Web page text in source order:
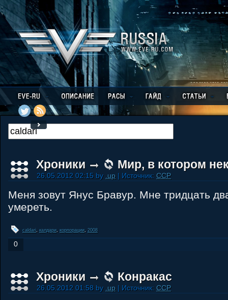
Хроники Мир, в котором
26.05.2012 02:15 by .up | Источник: CCP
Меня зовут Янус Бравур. Мне тридцать
умереть.
caldari калдари корпорации 2008
0
Хроники Конракас
26.05.2012 01:58 by .up | Источник: CCP